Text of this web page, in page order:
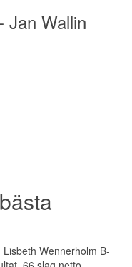
Jan Wallin
Wennerholm B-